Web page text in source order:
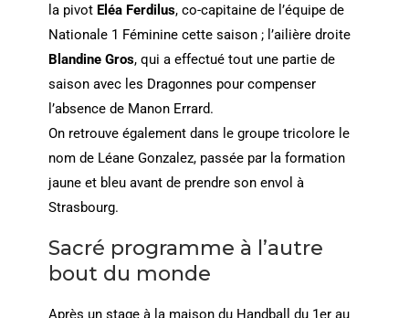
la pivot Eléa Ferdilus, co-capitaine de l’équipe de
Nationale 1 Féminine cette saison ; l’ailière droite
Blandine Gros, qui a effectué tout une partie de
saison avec les Dragonnes pour compenser
l’absence de Manon Errard.
On retrouve également dans le groupe tricolore le
nom de Léane Gonzalez, passée par la formation
jaune et bleu avant de prendre son envol à
Strasbourg.
Sacré programme à l’autre
bout du monde
Après un stage à la maison du Handball du 1er au